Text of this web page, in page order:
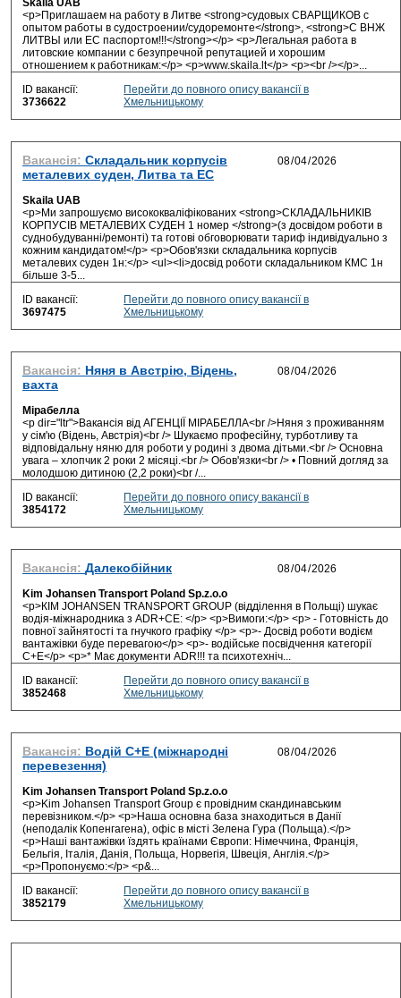
Skaila UAB
<p>Приглашаем на работу в Литве <strong>судовых СВАРЩИКОВ с
опытом работы в судостроении/судоремонте</strong>, <strong>С ВНЖ
ЛИТВЫ или ЕС паспортом!!!</strong></p> <p>Легальная работа в
литовские компании с безупречной репутацией и хорошим
отношением к работникам:</p> <p>www.skaila.lt</p> <p><br /></p>...
ID вакансії:
3736622
Перейти до повного опису вакансії в
Хмельницькому
Вакансія: Складальник корпусів
металевих суден, Литва та ЕС
Skaila UAB
<p>Ми запрошуємо висококваліфікованих <strong>СКЛАДАЛЬНИКІВ
КОРПУСІВ МЕТАЛЕВИХ СУДЕН 1 номер </strong>(з досвідом роботи в
суднобудуванні/ремонті) та готові обговорювати тариф індивідуально з
кожним кандидатом!</p> <p>Обов'язки складальника корпусів
металевих суден 1н:</p> <ul><li>досвід роботи складальником КМС 1н
більше 3-5...
ID вакансії:
3697475
Перейти до повного опису вакансії в
Хмельницькому
Вакансія: Няня в Австрію, Відень,
вахта
Мірабелла
<p dir="ltr">Вакансія від АГЕНЦІЇ МІРАБЕЛЛА<br />Няня з проживанням
у сім'ю (Відень, Австрія)<br /> Шукаємо професійну, турботливу та
відповідальну няню для роботи у родині з двома дітьми.<br /> Основна
увага – хлопчик 2 роки 2 місяці.<br /> Обов'язки<br /> • Повний догляд за
молодшою дитиною (2,2 роки)<br /...
ID вакансії:
3854172
Перейти до повного опису вакансії в
Хмельницькому
Вакансія: Далекобійник
Kim Johansen Transport Poland Sp.z.o.o
<p>КIM JOHANSEN TRANSPORT GROUP (відділення в Польщі) шукає
водія-міжнародника з ADR+CE: </p> <p>Вимоги:</p> <p> - Готовність до
повної зайнятості та гнучкого графіку </p> <p>- Досвід роботи водієм
вантажівки буде перевагою</p> <p>- водійське посвідчення категорії
C+E</p> <p>* Має документи ADR!!! та психотехніч...
ID вакансії:
3852468
Перейти до повного опису вакансії в
Хмельницькому
Вакансія: Водій С+Е (міжнародні
перевезення)
Kim Johansen Transport Poland Sp.z.o.o
<p>Kim Johansen Transport Group є провідним скандинавським
перевізником.</p> <p>Наша основна база знаходиться в Данії
(неподалік Копенгагена), офіс в місті Зелена Гура (Польща).</p>
<p>Наші вантажівки їздять країнами Європи: Німеччина, Франція,
Бельгія, Італія, Данія, Польща, Норвегія, Швеція, Англія.</p>
<p>Пропонуємо:</p> <p&...
ID вакансії:
3852179
Перейти до повного опису вакансії в
Хмельницькому